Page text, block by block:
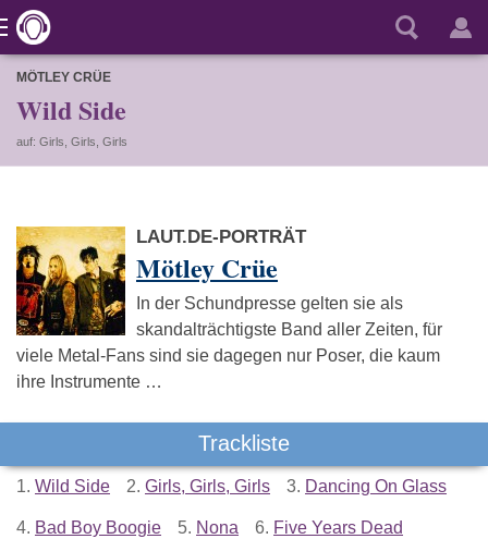
MÖTLEY CRÜE
Wild Side
auf: Girls, Girls, Girls
LAUT.DE-PORTRÄT
Mötley Crüe
In der Schundpresse gelten sie als
skandalträchtigste Band aller Zeiten, für
viele Metal-Fans sind sie dagegen nur Poser, die kaum
ihre Instrumente …
Trackliste
1. Wild Side 2. Girls, Girls, Girls 3. Dancing On Glass
4. Bad Boy Boogie 5. Nona 6. Five Years Dead